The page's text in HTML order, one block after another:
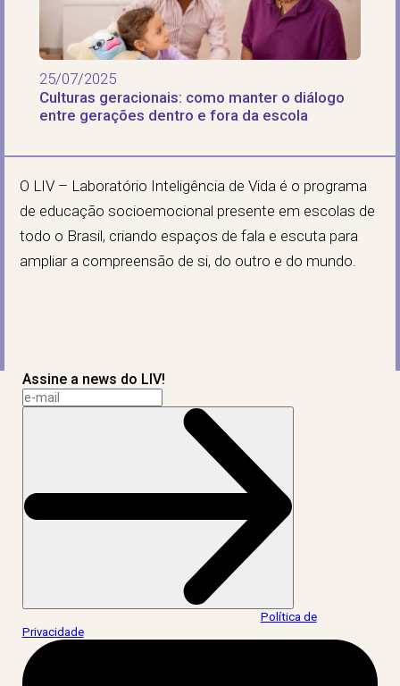
25/07/2025
Culturas geracionais: como manter o diálogo
entre gerações dentro e fora da escola
O LIV – Laboratório Inteligência de Vida é o programa
de educação socioemocional presente em escolas de
todo o Brasil, criando espaços de fala e escuta para
ampliar a compreensão de si, do outro e do mundo.
Assine a news do LIV!
Política de
Privacidade.